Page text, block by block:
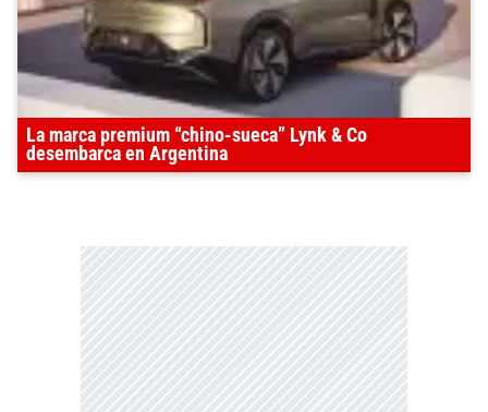
La marca premium “chino-sueca” Lynk & Co
desembarca en Argentina